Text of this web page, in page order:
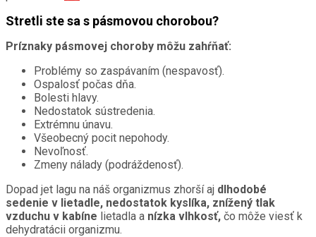
Stretli ste sa s pásmovou chorobou?
Príznaky pásmovej choroby môžu zahŕňať:
Problémy so zaspávaním (nespavosť).
Ospalosť počas dňa.
Bolesti hlavy.
Nedostatok sústredenia.
Extrémnu únavu.
Všeobecný pocit nepohody.
Nevoľnosť.
Zmeny nálady (podráždenosť).
Dopad jet lagu na náš organizmus zhorší aj dlhodobé
sedenie v lietadle, nedostatok kyslíka, znížený tlak
vzduchu v kabíne lietadla a nízka vlhkosť, čo môže viesť k
dehydratácii organizmu.